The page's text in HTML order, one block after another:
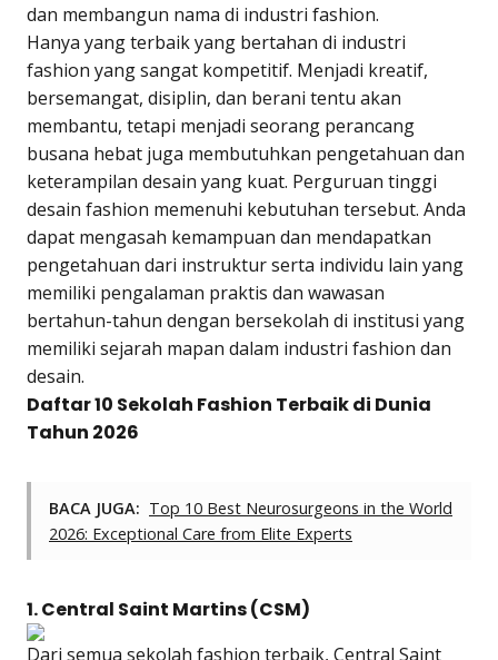
dan membangun nama di industri fashion.
Hanya yang terbaik yang bertahan di industri
fashion yang sangat kompetitif. Menjadi kreatif,
bersemangat, disiplin, dan berani tentu akan
membantu, tetapi menjadi seorang perancang
busana hebat juga membutuhkan pengetahuan dan
keterampilan desain yang kuat. Perguruan tinggi
desain fashion memenuhi kebutuhan tersebut. Anda
dapat mengasah kemampuan dan mendapatkan
pengetahuan dari instruktur serta individu lain yang
memiliki pengalaman praktis dan wawasan
bertahun-tahun dengan bersekolah di institusi yang
memiliki sejarah mapan dalam industri fashion dan
desain.
Daftar 10 Sekolah Fashion Terbaik di Dunia
Tahun 2026
BACA JUGA: Top 10 Best Neurosurgeons in the World
2026: Exceptional Care from Elite Experts
1. Central Saint Martins (CSM)
Dari semua sekolah fashion terbaik, Central Saint